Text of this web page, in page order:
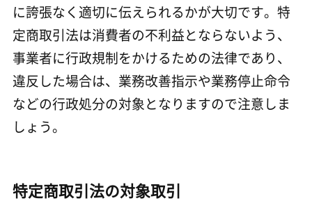
に誇張なく適切に伝えられるかが大切です。特
定商取引法は消費者の不利益とならないよう、
事業者に行政規制をかけるための法律であり、
違反した場合は、業務改善指示や業務停止命令
などの行政処分の対象となりますので注意しま
しょう。
特定商取引法の対象取引